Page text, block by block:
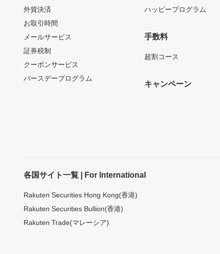
外貨決済
お取引時間
メールサービス
証券税制
クーポンサービス
バースデープログラム
ハッピープログラム
手数料
超割コース
キャンペーン
各国サイト一覧 | For International
Rakuten Securities Hong Kong(香港)
Rakuten Securities Bullion(香港)
Rakuten Trade(マレーシア)